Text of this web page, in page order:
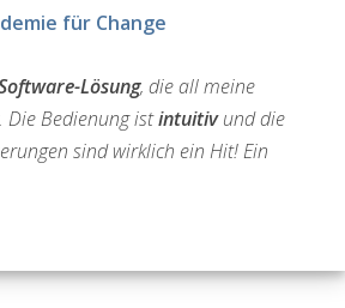
für Change
Lösung, die all meine
Bedienung istintuitivund die
sind wirklich ein Hit! Ein